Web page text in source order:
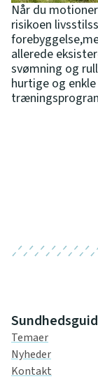
Når du
risikoen
allerede
svømning og
hurtige og
Temaer
Nyheder
Kontakt